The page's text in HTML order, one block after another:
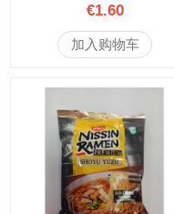
€1.60
加入购物车